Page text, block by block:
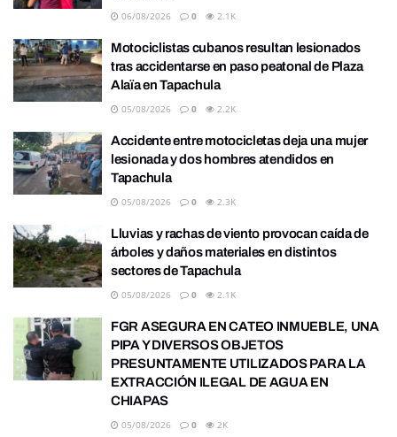
06/08/2026 0 2.1K
Motociclistas cubanos resultan lesionados
tras accidentarse en paso peatonal de Plaza
Alaïa en Tapachula
05/08/2026 0 2.2K
Accidente entre motocicletas deja una mujer
lesionada y dos hombres atendidos en
Tapachula
05/08/2026 0 2.3K
Lluvias y rachas de viento provocan caída de
árboles y daños materiales en distintos
sectores de Tapachula
05/08/2026 0 2.1K
FGR ASEGURA EN CATEO INMUEBLE, UNA
PIPA Y DIVERSOS OBJETOS
PRESUNTAMENTE UTILIZADOS PARA LA
EXTRACCIÓN ILEGAL DE AGUA EN
CHIAPAS
05/08/2026 0 2K